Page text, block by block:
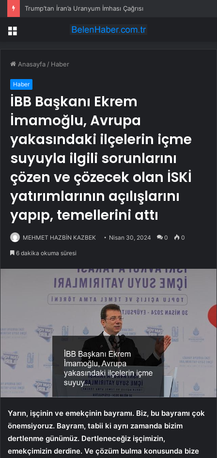
Trump’tan İran’a Uranyum İmhası Çağrısı
Menü
Anasayfa / Haber
Haber
İBB Başkanı Ekrem
İmamoğlu, Avrupa
yakasındaki ilçelerin içme
suyuyla ilgili sorunlarını
çözen ve çözecek olan İSKİ
yatırımlarının açılışlarını
yapıp, temellerini attı
MEHMET HAZBİN KAZBEK Nisan 30, 2024 0 0
6 dakika okuma süresi
Yarın, işçinin ve emekçinin bayramı. Biz, bu bayramı çok
önemsiyoruz. Bayram, tabii ki aynı zamanda bizim
dertlenme günümüz. Dertleneceğiz işçimizin,
emekçimizin derdine. Ve çözüm bulma konusunda bize